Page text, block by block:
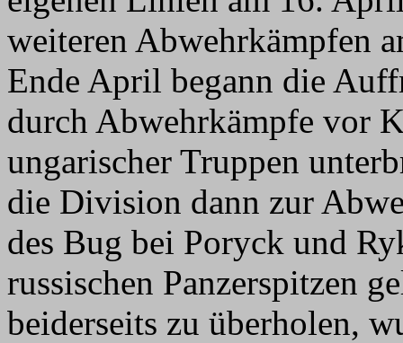
weiteren Abwehrkämpfen
Ende April begann die
durch Abwehrkämpfe vor
ungarischer Truppen
die Division dann zur
des Bug bei Poryck und
russischen Panzerspitzen
beiderseits zu überholen,